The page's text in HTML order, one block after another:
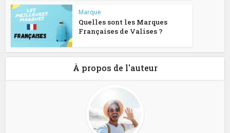
Marque
Quelles sont les Marques
Françaises de Valises ?
À propos de l'auteur